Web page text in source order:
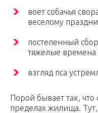
воет собачья
веселому
постепенный
тяжелые времена
взгляд пса
Порой бывает так, что
пределах жилища.